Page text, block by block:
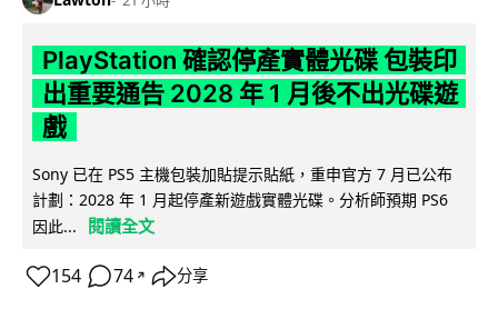
PlayStation 確認停產實體光碟 包裝印
出重要通告 2028 年 1 月後不出光碟遊
戲
Sony 已在 PS5 主機包裝加貼提示貼紙，重申官方 7 月已公布
計劃：2028 年 1 月起停產新遊戲實體光碟。分析師預期 PS6
因此...
閱讀全文
154 74 ↗ 分享